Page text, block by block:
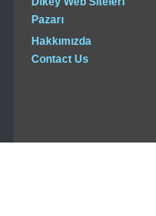
Pazarı
Hakkımızda
Contact Us